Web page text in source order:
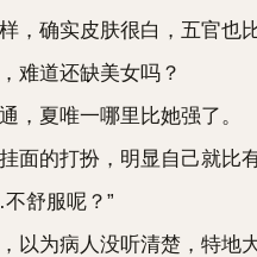
确实皮肤很白，五官也比
道还缺美女吗？
夏唯一哪里比她强了。
的打扮，明显自己就比有
舒服呢？”
为病人没听清楚，特地大